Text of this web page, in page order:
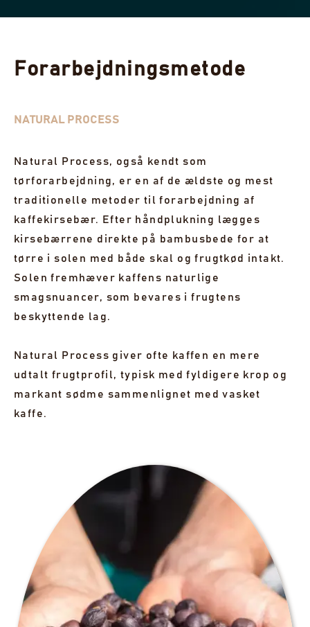
Balanceret og tilgængelig tilbyder denne
SOMMERSALG 2026 ER HER! −30% SÅ LÆNGE LAGER HAVES
VIS 1 UDSOLGT PARTI
Forarbejdningsmetode
NATURAL PROCESS
Natural Process, også kendt som
tørforarbejdning, er en af de ældste og mest
traditionelle metoder til forarbejdning af
kaffekirsebær. Efter håndplukning lægges
kirsebærrene direkte på bambusbede for at
tørre i solen med både skal og frugtkød intakt.
Solen fremhæver kaffens naturlige
smagsnuancer, som bevares i frugtens
beskyttende lag.
Natural Process giver ofte kaffen en mere
udtalt frugtprofil, typisk med fyldigere krop og
markant sødme sammenlignet med vasket
kaffe.